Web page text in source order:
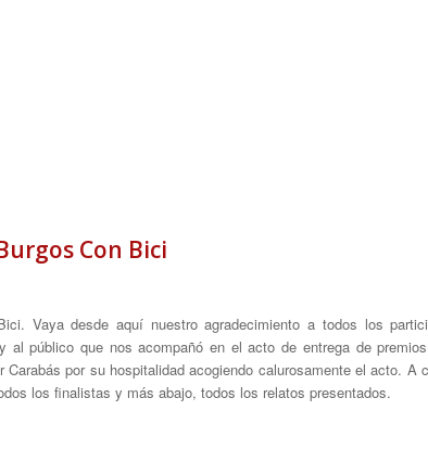
Con Bici
Vaya desde aquí nuestro agradecimiento a todos los
público que nos acompañó en el acto de entrega de
por su hospitalidad acogiendo calurosamente el acto. A
los finalistas y más abajo, todos los relatos presentados.